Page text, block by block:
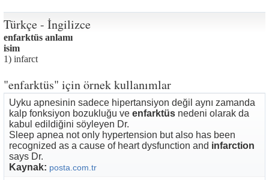
Türkçe - İngilizce
enfarktüs anlamı
isim
1) infarct
"enfarktüs" için örnek kullanımlar
Uyku apnesinin sadece hipertansiyon değil aynı zamanda
kalp fonksiyon bozukluğu ve enfarktüs nedeni olarak da
kabul edildiğini söyleyen Dr.
Sleep apnea not only hypertension but also has been
recognized as a cause of heart dysfunction and infarction
says Dr.
Kaynak: posta.com.tr